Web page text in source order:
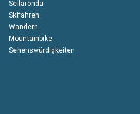
Sellaronda
Skifahren
Wandern
Mountainbike
Sehenswürdigkeiten